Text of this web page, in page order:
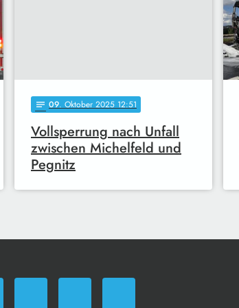
notes 09. Oktober 2025 12:51
Vollsperrung nach Unfall
zwischen Michelfeld und
Pegnitz